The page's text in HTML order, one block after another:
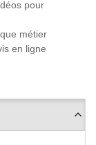
pour
métier
en ligne